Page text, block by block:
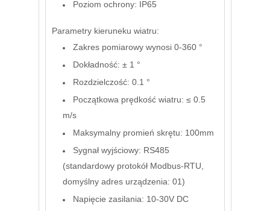
Poziom ochrony: IP65
Parametry kieruneku wiatru:
Zakres pomiarowy wynosi 0-360 °
Dokładność: ± 1 °
Rozdzielczość: 0.1 °
Początkowa prędkość wiatru: ≤ 0.5
m/s
Maksymalny promień skrętu: 100mm
Sygnał wyjściowy: RS485
(standardowy protokół Modbus-RTU,
domyślny adres urządzenia: 01)
Napięcie zasilania: 10-30V DC